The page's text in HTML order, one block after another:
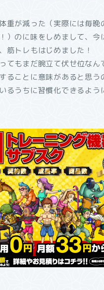
重が減った（実際には毎晩
）のに味をしめまして、今
筋トレもはじめました！
てもまだ腕立て伏せ位なん
ることに意味があると思う
るうちに習慣化できるよう